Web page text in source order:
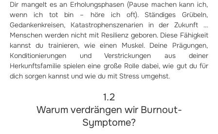
Dir mangelt es an Erholungsphasen (Pause machen kann ich,
wenn ich tot bin – höre ich oft). Ständiges Grübeln,
Gedankenkreisen, Katastrophenszenarien in der Zukunft …
Menschen werden nicht mit Resilienz geboren. Diese Fähigkeit
kannst du trainieren, wie einen Muskel. Deine Prägungen,
Konditionierungen und Verstrickungen aus deiner
Herkunftsfamilie spielen eine große Rolle dabei, wie gut du für
dich sorgen kannst und wie du mit Stress umgehst.
1.2
Warum verdrängen wir Burnout-
Symptome?